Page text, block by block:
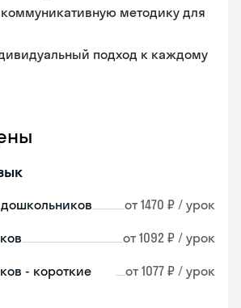
коммуникативную методику для
подход к каждому
от 1470 ₽ / урок
от 1092 ₽ / урок
- короткие
от 1077 ₽ / урок